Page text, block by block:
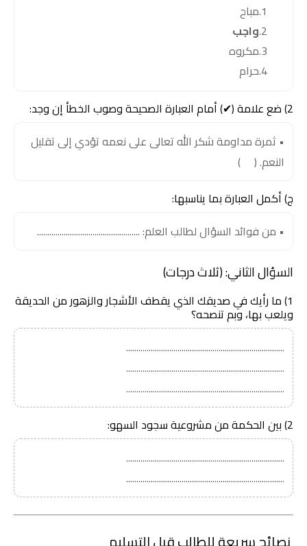
مباح
واجب
مكروه
حرام
2) ضع علامة (✔) أمام العبارة الصحيحة وصوب الخطأ إن وجد:
• ثمرة مداومة شكر الله تعالى على نعمه تؤدي إلى تقليل
النعم. ( )
ج) أكمل العبارة بما يناسبها:
• من فوائد السؤال لطالب العلم: ..................................................
السؤال الثاني: (ثلاث درجات)
1) ما رأيك في صديقك الذي يقطف الأشجار والزهور من الحديقة
ويلعب بها، وبم تنصحه؟
.............................................................................
.............................................................................
.............................................................................
2) بين الحكمة من مشروعية سجود السهو:
.............................................................................
.............................................................................